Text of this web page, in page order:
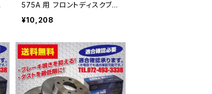
575A 用 フロントディスクブレ
ーキロータ.パッドセット PA4
92 （ＣＡＣ）/専用グリス付車
¥10,208